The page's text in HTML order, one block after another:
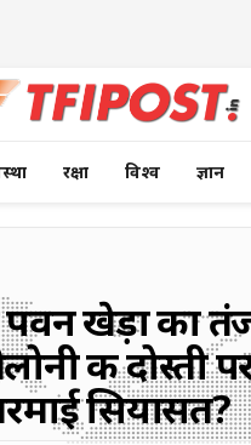
रक्षा विश्व ज्ञान
पवन खेड़ा का
की दोस्ती
सियासत?